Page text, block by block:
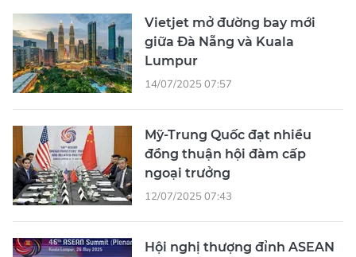
Vietjet mở đường bay mới
giữa Đà Nẵng và Kuala
Lumpur
14/07/2025 07:57
Mỹ-Trung Quốc đạt nhiều
đồng thuận hội đàm cấp
ngoại trưởng
12/07/2025 07:43
Hội nghị thượng đỉnh ASEAN